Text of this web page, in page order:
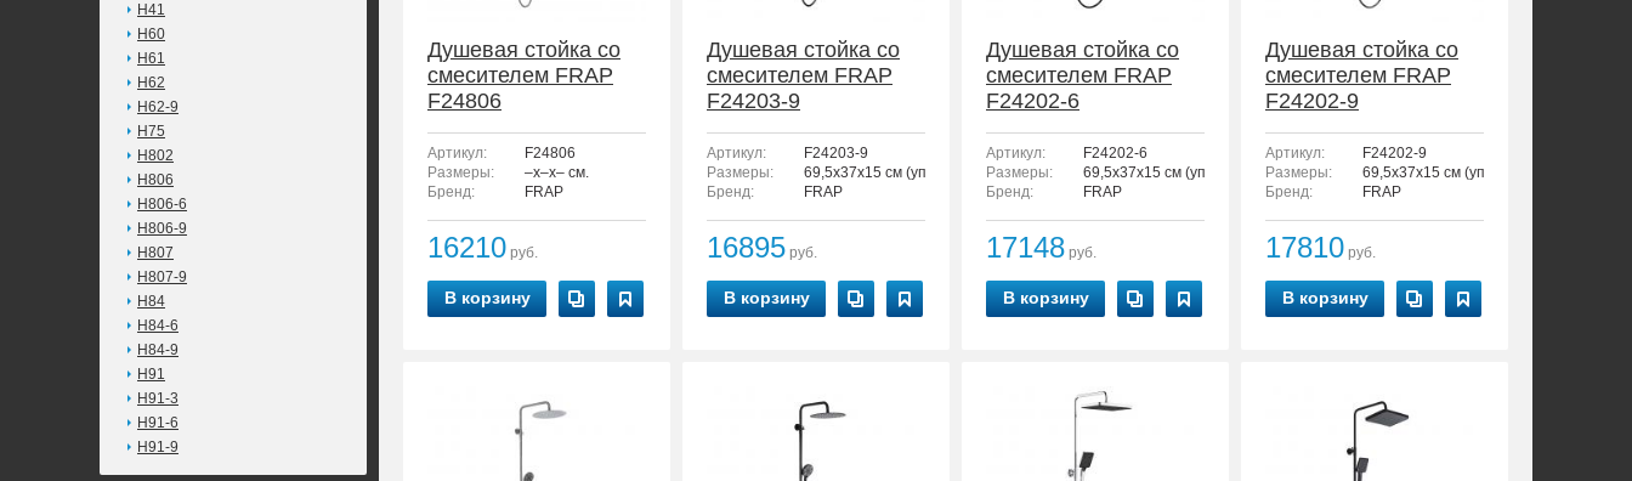
H41
H60
H61
H62
H62-9
H75
H802
H806
H806-6
H806-9
H807
H807-9
H84
H84-6
H84-9
H91
H91-3
H91-6
H91-9
Душевая стойка со
смесителем FRAP
F24806
Артикул:
F24806
Размеры:
–x–x– см.
Бренд:
FRAP
16210 руб.
В корзину
Душевая стойка со
смесителем FRAP
F24203-9
Артикул:
F24203-9
Размеры:
69,5x37x15 см (упаковка)
Бренд:
FRAP
16895 руб.
В корзину
Душевая стойка со
смесителем FRAP
F24202-6
Артикул:
F24202-6
Размеры:
69,5x37x15 см (упаковка)
Бренд:
FRAP
17148 руб.
В корзину
Душевая стойка со
смесителем FRAP
F24202-9
Артикул:
F24202-9
Размеры:
69,5x37x15 см (упаковка)
Бренд:
FRAP
17810 руб.
В корзину